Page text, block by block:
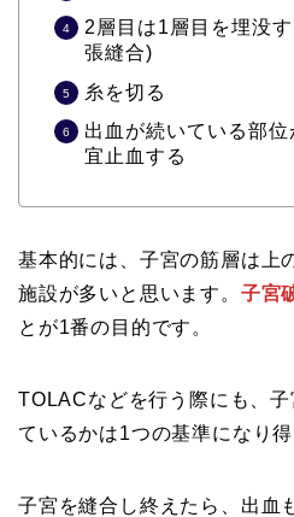
2層目は1層目を埋没
張縫合)
糸を切る
出血が続いている部
宜止血する
基本的には、子宮の筋層は上
施設が多いと思います。 子宮
とが1番の目的です。
TOLACなどを行う際にも、
ているかは1つの基準になり得
子宮を縫合し終えたら、出血